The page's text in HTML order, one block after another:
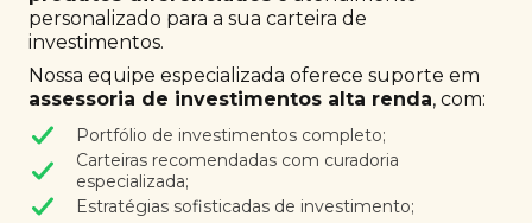
personalizado para a sua carteira de
investimentos.
Nossa equipe especializada oferece suporte em
assessoria de investimentos alta renda, com:
Portfólio de investimentos completo;
Carteiras recomendadas com curadoria
especializada;
Estratégias sofisticadas de investimento;